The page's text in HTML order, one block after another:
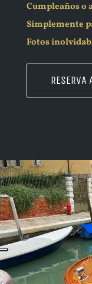
Cumpleaños o
Simplemente
Fotos
RESERVA